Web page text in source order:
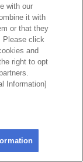
へ
with our
it with
or that they
Please click
and
right to opt
Information]